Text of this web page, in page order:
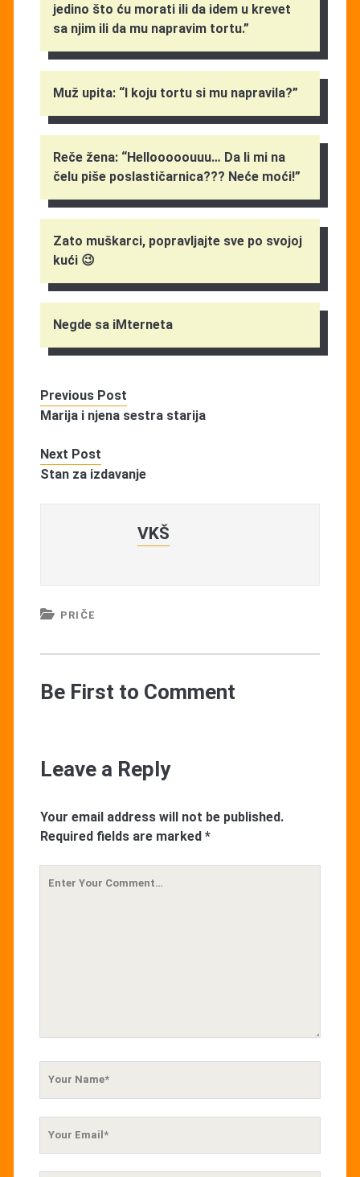
jedino što ću morati ili da idem u krevet
sa njim ili da mu napravim tortu.”
Muž upita: “I koju tortu si mu napravila?”
Reče žena: “Hellooooouuu… Da li mi na
čelu piše poslastičarnica??? Neće moći!”
Zato muškarci, popravljajte sve po svojoj
kući 😉
Negde sa iMterneta
Previous Post
Marija i njena sestra starija
Next Post
Stan za izdavanje
VKŠ
PRIČE
Be First to Comment
Leave a Reply
Your email address will not be published.
Required fields are marked *